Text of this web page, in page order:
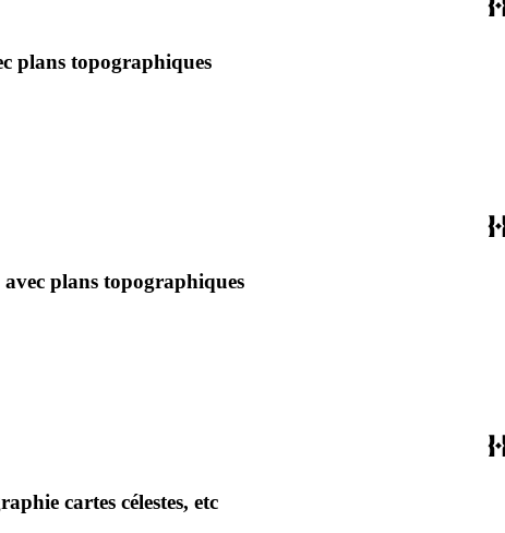
plans topographiques
plans topographiques
cartes célestes, etc